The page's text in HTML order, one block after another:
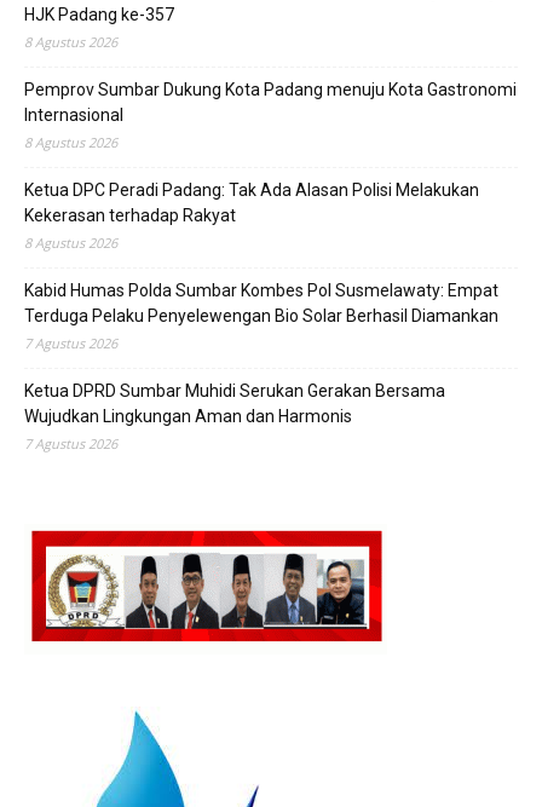
HJK Padang ke-357
8 Agustus 2026
Pemprov Sumbar Dukung Kota Padang menuju Kota Gastronomi
Internasional
8 Agustus 2026
Ketua DPC Peradi Padang: Tak Ada Alasan Polisi Melakukan
Kekerasan terhadap Rakyat
8 Agustus 2026
Kabid Humas Polda Sumbar Kombes Pol Susmelawaty: Empat
Terduga Pelaku Penyelewengan Bio Solar Berhasil Diamankan
7 Agustus 2026
Ketua DPRD Sumbar Muhidi Serukan Gerakan Bersama
Wujudkan Lingkungan Aman dan Harmonis
7 Agustus 2026